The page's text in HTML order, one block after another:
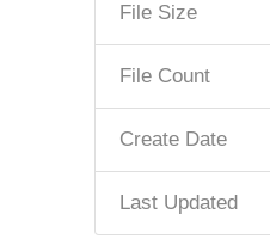
File Size
File Count
Create Date
Last Updated